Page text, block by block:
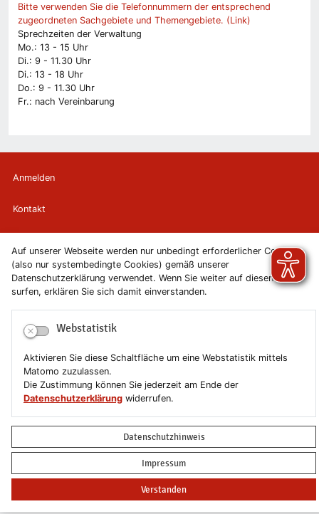
Auf unserer Webseite werden nur unbedingt erforderlicher Cookies
(also nur systembedingte Cookies) gemäß unserer
Datenschutzerklärung verwendet. Wenn Sie weiter auf diesen Seiten
surfen, erklären Sie sich damit einverstanden.
Webstatistik
Aktivieren Sie diese Schaltfläche um eine Webstatistik mittels
Matomo zuzulassen.
Die Zustimmung können Sie jederzeit am Ende der
Datenschutzerklärung widerrufen.
Datenschutzhinweis
Impressum
Verstanden
Bitte verwenden Sie die Telefonnummern der entsprechend
zugeordneten Sachgebiete und Themengebiete. (Link)
Sprechzeiten der Verwaltung
Mo.: 13 - 15 Uhr
Di.: 9 - 11.30 Uhr
Di.: 13 - 18 Uhr
Do.: 9 - 11.30 Uhr
Fr.: nach Vereinbarung
Anmelden
Kontakt
Newsletterabmeldung
Datenschutzerklärung
Erklärung zur Barrierefreiheit
Leichte Sprache
Copyright © 2019-2026 Stadt Schönebeck (Elbe)